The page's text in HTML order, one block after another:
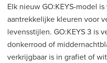
Elk nieuw GO:KEYS-model
aantrekkelijke kleuren voor
levensstijlen. GO:KEYS 3 is
donkerrood of
verkrijgbaar is in grafiet of